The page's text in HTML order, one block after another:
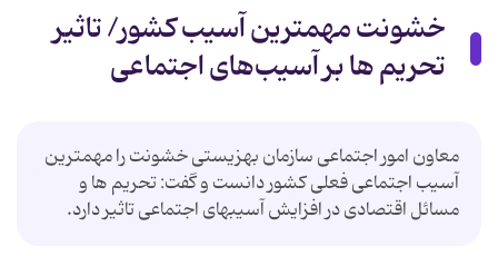
خشونت مهمترین آسیب کشور/ تاثیر
تحریم ها بر آسیب‌های اجتماعی
معاون امور اجتماعی سازمان بهزیستی خشونت را مهمترین
آسیب اجتماعی فعلی کشور دانست و گفت: تحریم ها و
مسائل اقتصادی در افزایش آسیبهای اجتماعی تاثیر دارد.